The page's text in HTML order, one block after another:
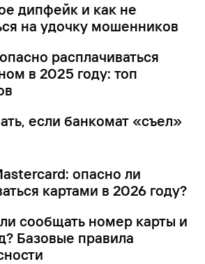
дипфейк и как не
на удочку мошенников
расплачиваться
в 2025 году: топ
если банкомат «съел»
опасно ли
картами в 2026 году?
сообщать номер карты и
Базовые правила